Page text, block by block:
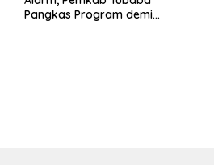
Pangkas Program demi